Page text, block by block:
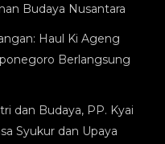
Budaya Nusantara
Haul Ki Ageng
Berlangsung
dan Budaya, PP. Kyai
Syukur dan Upaya